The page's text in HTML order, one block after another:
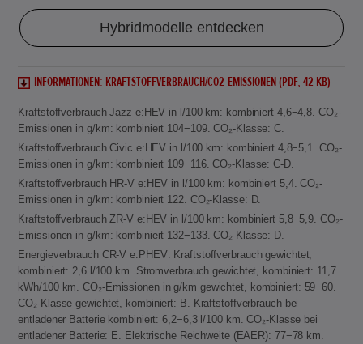
Hybridmodelle entdecken
INFORMATIONEN: KRAFTSTOFFVERBRAUCH/CO2-EMISSIONEN (PDF, 42 KB)
Kraftstoffverbrauch Jazz e:HEV in l/100 km: kombiniert 4,6−4,8. CO₂-
Emissionen in g/km: kombiniert 104−109. CO₂-Klasse: C.
Kraftstoffverbrauch Civic e:HEV in l/100 km: kombiniert 4,8−5,1. CO₂-
Emissionen in g/km: kombiniert 109−116. CO₂-Klasse: C-D.
Kraftstoffverbrauch HR-V e:HEV in l/100 km: kombiniert 5,4. CO₂-
Emissionen in g/km: kombiniert 122. CO₂-Klasse: D.
Kraftstoffverbrauch ZR-V e:HEV in l/100 km: kombiniert 5,8−5,9. CO₂-
Emissionen in g/km: kombiniert 132−133. CO₂-Klasse: D.
Energieverbrauch CR-V e:PHEV: Kraftstoffverbrauch gewichtet,
kombiniert: 2,6 l/100 km. Stromverbrauch gewichtet, kombiniert: 11,7
kWh/100 km. CO₂-Emissionen in g/km gewichtet, kombiniert: 59−60.
CO₂-Klasse gewichtet, kombiniert: B. Kraftstoffverbrauch bei
entladener Batterie kombiniert: 6,2−6,3 l/100 km. CO₂-Klasse bei
entladener Batterie: E. Elektrische Reichweite (EAER): 77−78 km.